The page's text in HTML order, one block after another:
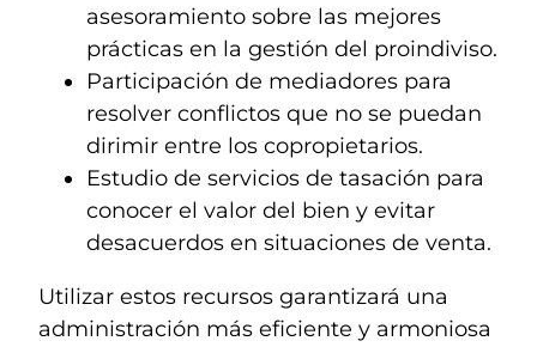
asesoramiento sobre las mejores
prácticas en la gestión del proindiviso.
Participación de mediadores para
resolver conflictos que no se puedan
dirimir entre los copropietarios.
Estudio de servicios de tasación para
conocer el valor del bien y evitar
desacuerdos en situaciones de venta.
Utilizar estos recursos garantizará una
administración más eficiente y armoniosa